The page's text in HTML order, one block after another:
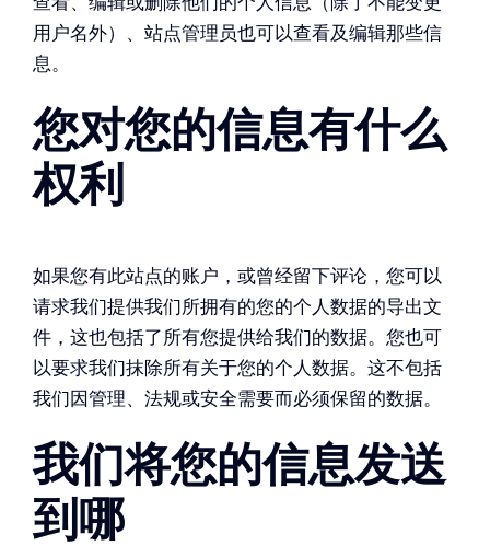
用户名外）、站点管理员也可以查看及编辑那些信
息。
您对您的信息有什么
权利
如果您有此站点的账户，或曾经留下评论，您可以
请求我们提供我们所拥有的您的个人数据的导出文
件，这也包括了所有您提供给我们的数据。您也可
以要求我们抹除所有关于您的个人数据。这不包括
我们因管理、法规或安全需要而必须保留的数据。
我们将您的信息发送
到哪